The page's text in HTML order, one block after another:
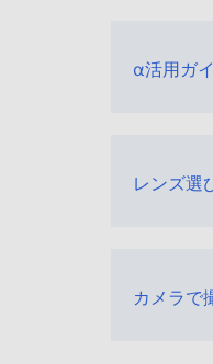
α活用ガ
レンズ選
カメラで